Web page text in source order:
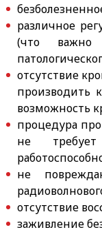
различное
(что важно
отсутствие
производить
возможность
процедура
не требует
не
отсутствие
заживление